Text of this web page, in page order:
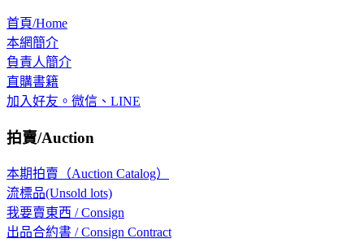
首頁/Home
本網簡介
負責人簡介
直購書籍
加入好友。微信、LINE
拍賣/Auction
本期拍賣（Auction Catalog）
流標品(Unsold lots)
我要賣東西 / Consign
出品合約書 / Consign Contract